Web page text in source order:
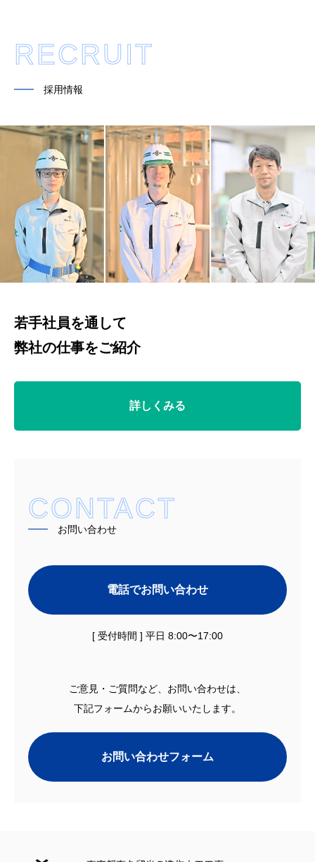
RECRUIT
━━ 採用情報
若手社員を通して
弊社の仕事をご紹介
詳しくみる
CONTACT
━━ お問い合わせ
電話でお問い合わせ
[ 受付時間 ] 平日 8:00〜17:00
ご意見・ご質問など、お問い合わせは、
下記フォームからお願いいたします。
お問い合わせフォーム